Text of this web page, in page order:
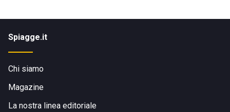
Spiagge.it
Chi siamo
Magazine
La nostra linea editoriale